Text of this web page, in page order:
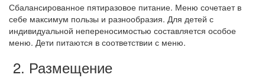
Сбалансированное пятиразовое питание. Меню сочетает в
себе максимум пользы и разнообразия. Для детей с
индивидуальной непереносимостью составляется особое
меню. Дети питаются в соответствии с меню.
2. Размещение